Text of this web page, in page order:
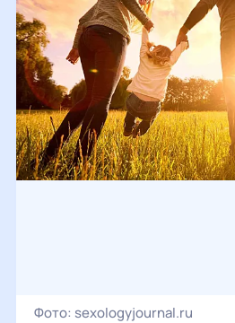
Фото: sexologyjournal.ru